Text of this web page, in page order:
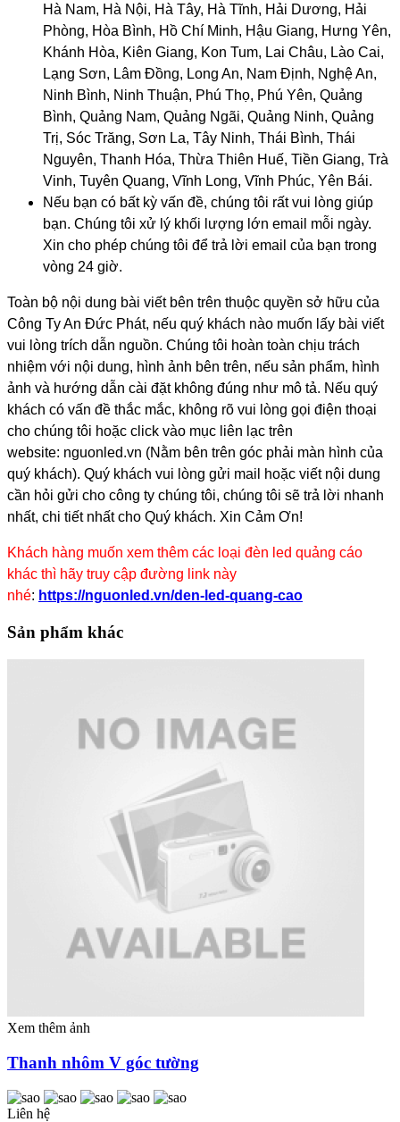
Hà Nam, Hà Nội, Hà Tây, Hà Tĩnh, Hải Dương, Hải
Phòng, Hòa Bình, Hồ Chí Minh, Hậu Giang, Hưng Yên,
Khánh Hòa, Kiên Giang, Kon Tum, Lai Châu, Lào Cai,
Lạng Sơn, Lâm Đồng, Long An, Nam Định, Nghệ An,
Ninh Bình, Ninh Thuận, Phú Thọ, Phú Yên, Quảng
Bình, Quảng Nam, Quảng Ngãi, Quảng Ninh, Quảng
Trị, Sóc Trăng, Sơn La, Tây Ninh, Thái Bình, Thái
Nguyên, Thanh Hóa, Thừa Thiên Huế, Tiền Giang, Trà
Vinh, Tuyên Quang, Vĩnh Long, Vĩnh Phúc, Yên Bái.
Nếu bạn có bất kỳ vấn đề, chúng tôi rất vui lòng giúp
bạn. Chúng tôi xử lý khối lượng lớn email mỗi ngày.
Xin cho phép chúng tôi để trả lời email của bạn trong
vòng 24 giờ.
Toàn bộ nội dung bài viết bên trên thuộc quyền sở hữu của
Công Ty An Đức Phát, nếu quý khách nào muốn lấy bài viết
vui lòng trích dẫn nguồn. Chúng tôi hoàn toàn chịu trách
nhiệm với nội dung, hình ảnh bên trên, nếu sản phẩm, hình
ảnh và hướng dẫn cài đặt không đúng như mô tả. Nếu quý
khách có vấn đề thắc mắc, không rõ vui lòng gọi điện thoại
cho chúng tôi hoặc click vào mục liên lạc trên
website: nguonled.vn (Nằm bên trên góc phải màn hình của
quý khách). Quý khách vui lòng gửi mail hoặc viết nội dung
cần hỏi gửi cho công ty chúng tôi, chúng tôi sẽ trả lời nhanh
nhất, chi tiết nhất cho Quý khách. Xin Cảm Ơn!
​Khách hàng muốn xem thêm các loại đèn led quảng cáo
khác thì hãy truy cập đường link này
nhé: https://nguonled.vn/den-led-quang-cao
Sản phẩm khác
Xem thêm ảnh
Thanh nhôm V góc tường
Liên hệ